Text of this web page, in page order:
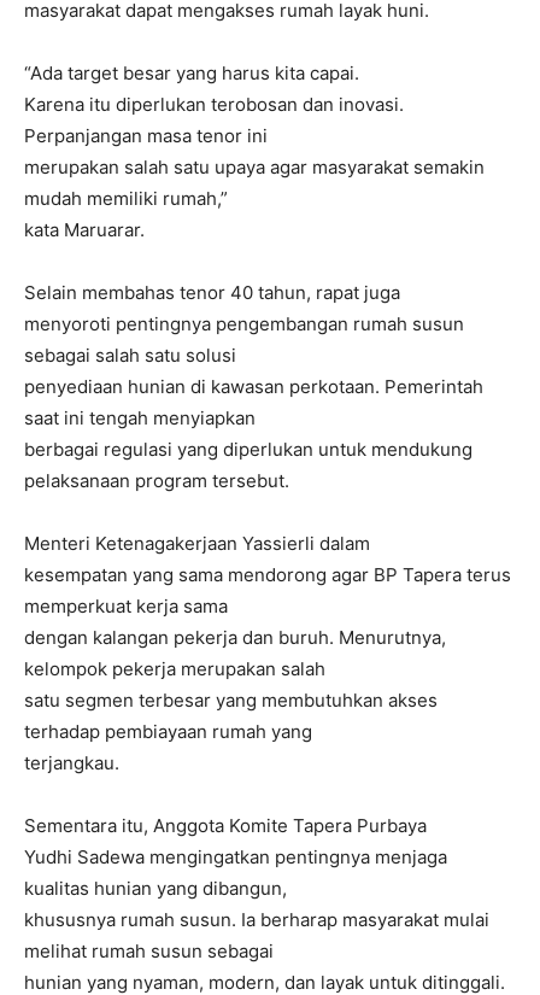
masyarakat dapat mengakses rumah layak huni.
“Ada target besar yang harus kita capai.
Karena itu diperlukan terobosan dan inovasi.
Perpanjangan masa tenor ini
merupakan salah satu upaya agar masyarakat semakin
mudah memiliki rumah,”
kata Maruarar.
Selain membahas tenor 40 tahun, rapat juga
menyoroti pentingnya pengembangan rumah susun
sebagai salah satu solusi
penyediaan hunian di kawasan perkotaan. Pemerintah
saat ini tengah menyiapkan
berbagai regulasi yang diperlukan untuk mendukung
pelaksanaan program tersebut.
Menteri Ketenagakerjaan Yassierli dalam
kesempatan yang sama mendorong agar BP Tapera terus
memperkuat kerja sama
dengan kalangan pekerja dan buruh. Menurutnya,
kelompok pekerja merupakan salah
satu segmen terbesar yang membutuhkan akses
terhadap pembiayaan rumah yang
terjangkau.
Sementara itu, Anggota Komite Tapera Purbaya
Yudhi Sadewa mengingatkan pentingnya menjaga
kualitas hunian yang dibangun,
khususnya rumah susun. Ia berharap masyarakat mulai
melihat rumah susun sebagai
hunian yang nyaman, modern, dan layak untuk ditinggali.